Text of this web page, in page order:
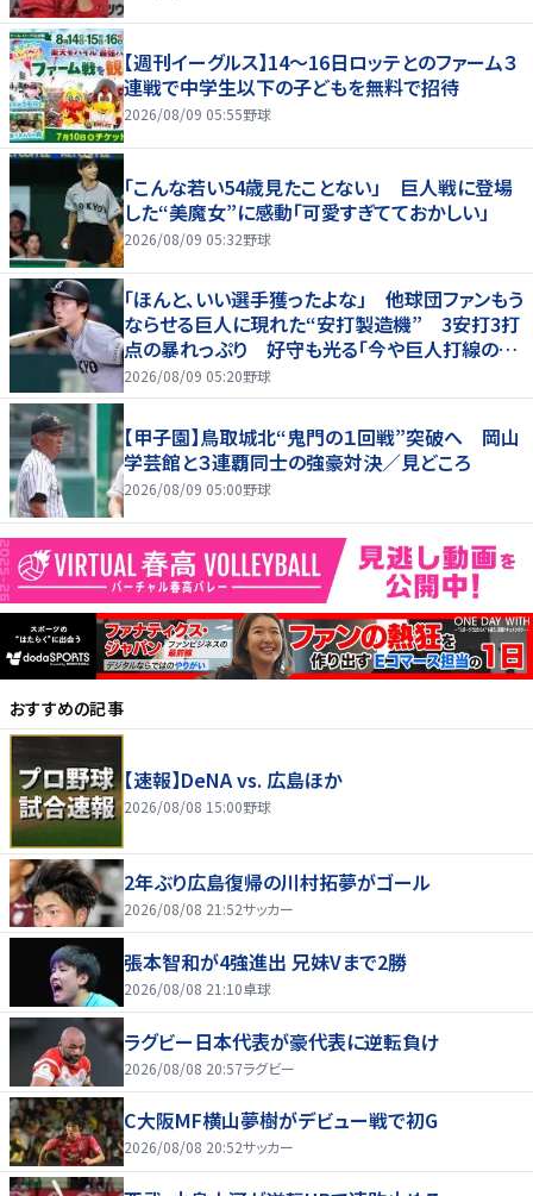
【週刊イーグルス】14～16日ロッテとのファーム３
連戦で中学生以下の子どもを無料で招待
2026/08/09 05:55野球
「こんな若い54歳見たことない」 巨人戦に登場
した“美魔女”に感動「可愛すぎてておかしい」
2026/08/09 05:32野球
「ほんと、いい選手獲ったよな」 他球団ファンもう
ならせる巨人に現れた“安打製造機” 3安打3打
点の暴れっぷり 好守も光る「今や巨人打線の顔
でしょ」
2026/08/09 05:20野球
【甲子園】鳥取城北“鬼門の１回戦”突破へ 岡山
学芸館と３連覇同士の強豪対決／見どころ
2026/08/09 05:00野球
おすすめの記事
【速報】DeNA vs. 広島ほか
2026/08/08 15:00野球
2年ぶり広島復帰の川村拓夢がゴール
2026/08/08 21:52サッカー
張本智和が4強進出 兄妹Vまで2勝
2026/08/08 21:10卓球
ラグビー日本代表が豪代表に逆転負け
2026/08/08 20:57ラグビー
C大阪MF横山夢樹がデビュー戦で初G
2026/08/08 20:52サッカー